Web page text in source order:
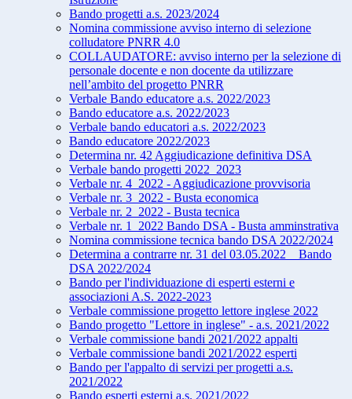
Bando progetti a.s. 2023/2024
Nomina commissione avviso interno di selezione
colludatore PNRR 4.0
COLLAUDATORE: avviso interno per la selezione di
personale docente e non docente da utilizzare
nell’ambito del progetto PNRR
Verbale Bando educatore a.s. 2022/2023
Bando educatore a.s. 2022/2023
Verbale bando educatori a.s. 2022/2023
Bando educatore 2022/2023
Determina nr. 42 Aggiudicazione definitiva DSA
Verbale bando progetti 2022_2023
Verbale nr. 4_2022 - Aggiudicazione provvisoria
Verbale nr. 3_2022 - Busta economica
Verbale nr. 2_2022 - Busta tecnica
Verbale nr. 1_2022 Bando DSA - Busta amminstrativa
Nomina commissione tecnica bando DSA 2022/2024
Determina a contrarre nr. 31 del 03.05.2022 _ Bando
DSA 2022/2024
Bando per l'individuazione di esperti esterni e
associazioni A.S. 2022-2023
Verbale commissione progetto lettore inglese 2022
Bando progetto "Lettore in inglese" - a.s. 2021/2022
Verbale commissione bandi 2021/2022 appalti
Verbale commissione bandi 2021/2022 esperti
Bando per l'appalto di servizi per progetti a.s.
2021/2022
Bando esperti esterni a.s. 2021/2022